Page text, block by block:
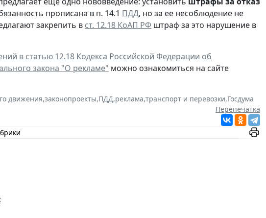
прописана в п. 14.1 ПДД, но за ее несоблюдение не
закрепить в ст. 12.18 КоАП РФ штраф за это нарушение в
в статью 12.18 Кодекса Российской Федерации об
закона "О рекламе" можно ознакомиться на сайте
движения,законопроекты,ПДД,реклама,транспорт и перевозки,Госдума
Перепечатка